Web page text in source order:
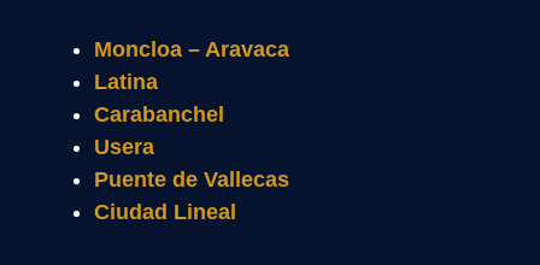
Moncloa – Aravaca
Latina
Carabanchel
Usera
Puente de Vallecas
Ciudad Lineal